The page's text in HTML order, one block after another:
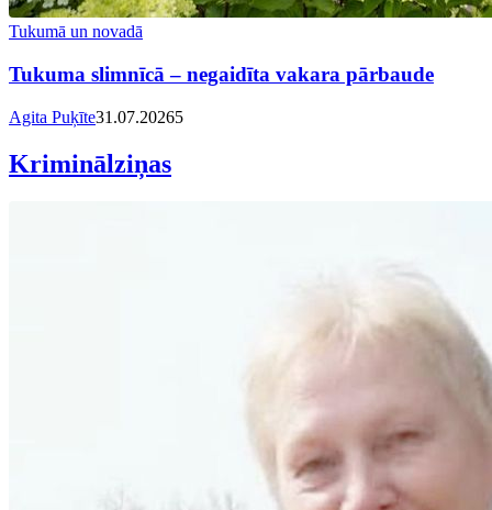
Tukumā un novadā
Tukuma slimnīcā – negaidīta vakara pārbaude
Agita Puķīte31.07.20265
Kriminālziņas